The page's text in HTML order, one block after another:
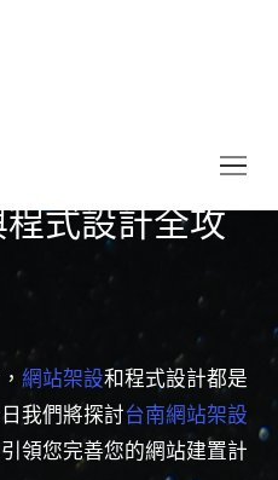
式設計全攻
網站架設和程式設計都是
我們將探討台南網站架設
領您完善您的網站建置計